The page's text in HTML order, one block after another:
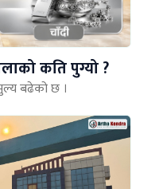
कति पुग्यो ?
बढेको छ ।